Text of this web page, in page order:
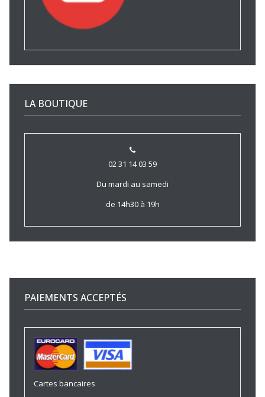
LA BOUTIQUE
02 31 14 03 59
Du mardi au samedi
de 14h30 à 19h
PAIEMENTS ACCEPTÉS
Cartes bancaires